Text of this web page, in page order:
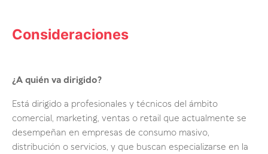
Consideraciones
¿A quién va dirigido?
Está dirigido a profesionales y técnicos del ámbito
comercial, marketing, ventas o retail que actualmente se
desempeñan en empresas de consumo masivo,
distribución o servicios, y que buscan especializarse en la